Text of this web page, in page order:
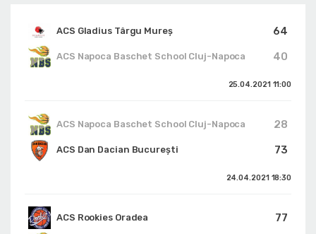
ACS Gladius Târgu Mureș
64
40
ACS Napoca Baschet School Cluj-Napoca
25.04.2021 11:00
ACS Napoca Baschet School Cluj-Napoca
28
73
ACS Dan Dacian București
24.04.2021 18:30
ACS Rookies Oradea
77